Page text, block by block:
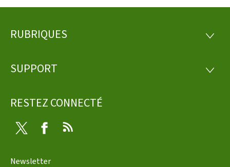
Pied
page
RUBRIQUES
SUPPORT
RESTEZ CONNECTÉ
Twitter Facebook
Newsletter